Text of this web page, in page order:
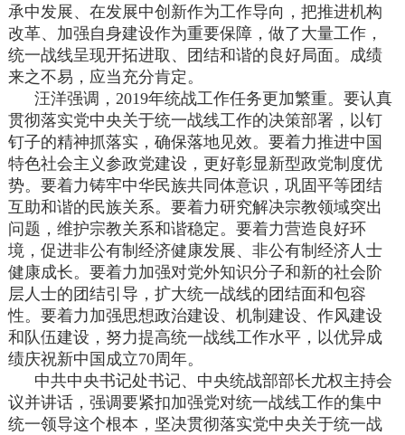
承中发展、在发展中创新作为工作导向，把推进机构
改革、加强自身建设作为重要保障，做了大量工作，
统一战线呈现开拓进取、团结和谐的良好局面。成绩
来之不易，应当充分肯定。
汪洋强调，2019年统战工作任务更加繁重。要认真
贯彻落实党中央关于统一战线工作的决策部署，以钉
钉子的精神抓落实，确保落地见效。要着力推进中国
特色社会主义参政党建设，更好彰显新型政党制度优
势。要着力铸牢中华民族共同体意识，巩固平等团结
互助和谐的民族关系。要着力研究解决宗教领域突出
问题，维护宗教关系和谐稳定。要着力营造良好环
境，促进非公有制经济健康发展、非公有制经济人士
健康成长。要着力加强对党外知识分子和新的社会阶
层人士的团结引导，扩大统一战线的团结面和包容
性。要着力加强思想政治建设、机制建设、作风建设
和队伍建设，努力提高统一战线工作水平，以优异成
绩庆祝新中国成立70周年。
中共中央书记处书记、中央统战部部长尤权主持会
议并讲话，强调要紧扣加强党对统一战线工作的集中
统一领导这个根本，坚决贯彻落实党中央关于统一战